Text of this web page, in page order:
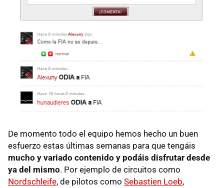
De momento todo el equipo hemos hecho un buen
esfuerzo estas últimas semanas para que tengáis
mucho y variado contenido y podáis disfrutar desde
ya del mismo. Por ejemplo de circuitos como
Nordschleife, de pilotos como Sebastien Loeb,